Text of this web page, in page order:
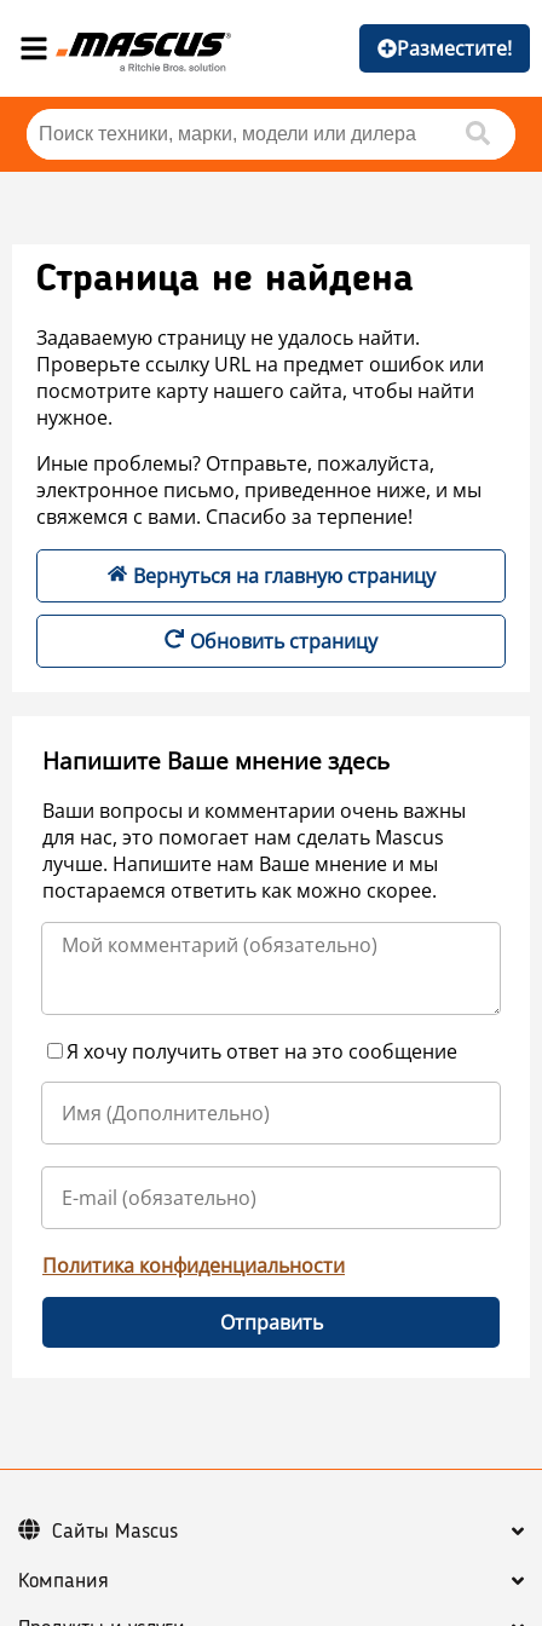
Разместите!
Страница не найдена
Задаваемую страницу не удалось найти.
Проверьте ссылку URL на предмет ошибок или
посмотрите карту нашего сайта, чтобы найти
нужное.
Иные проблемы? Отправьте, пожалуйста,
электронное письмо, приведенное ниже, и мы
свяжемся с вами. Спасибо за терпение!
Вернуться на главную страницу
Обновить страницу
Напишите Ваше мнение здесь
Ваши вопросы и комментарии очень важны
для нас, это помогает нам сделать Mascus
лучше. Напишите нам Ваше мнение и мы
постараемся ответить как можно скорее.
Я хочу получить ответ на это сообщение
Политика конфиденциальности
Отправить
Компания
Сайты Mascus